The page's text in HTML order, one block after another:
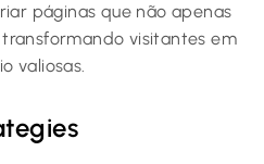
páginas que não apenas
visitantes em
valiosas.